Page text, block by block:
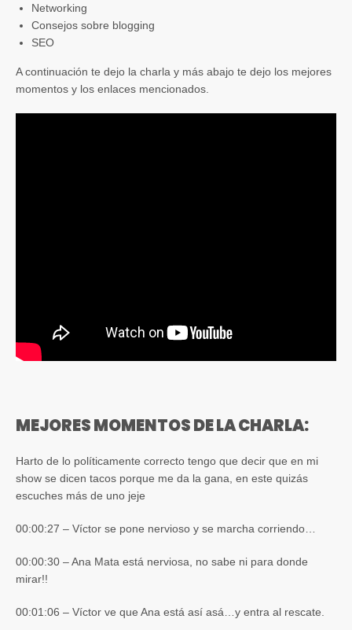
Networking
Consejos sobre blogging
SEO
A continuación te dejo la charla y más abajo te dejo los mejores
momentos y los enlaces mencionados.
MEJORES MOMENTOS DE LA CHARLA:
Harto de lo políticamente correcto tengo que decir que en mi
show se dicen tacos porque me da la gana, en este quizás
escuches más de uno jeje
00:00:27 – Víctor se pone nervioso y se marcha corriendo…
00:00:30 – Ana Mata está nerviosa, no sabe ni para donde
mirar!!
00:01:06 – Víctor ve que Ana está así asá…y entra al rescate.